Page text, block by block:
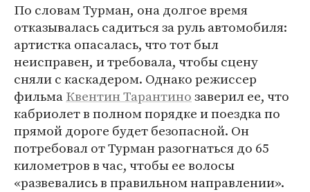
По словам Турман, она долгое время
отказывалась садиться за руль автомобиля:
артистка опасалась, что тот был
неисправен, и требовала, чтобы сцену
сняли с каскадером. Однако режиссер
фильмаКвентин Тарантинозаверил ее, что
кабриолет в полном порядке и поездка по
прямой дороге будет безопасной. Он
потребовал от Турман разогнаться до 65
километров в час, чтобы ее волосы
«развевались в правильном направлении».